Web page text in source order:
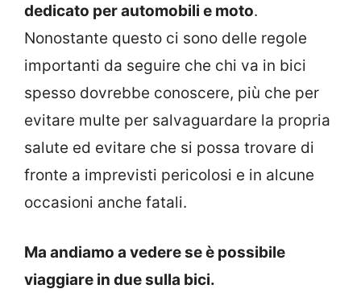
dedicato per automobili e moto.
Nonostante questo ci sono delle regole
importanti da seguire che chi va in bici
spesso dovrebbe conoscere, più che per
evitare multe per salvaguardare la propria
salute ed evitare che si possa trovare di
fronte a imprevisti pericolosi e in alcune
occasioni anche fatali.
Ma andiamo a vedere se è possibile
viaggiare in due sulla bici.